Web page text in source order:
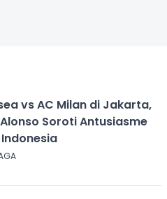
vs AC Milan di Jakarta,
Soroti Antusiasme